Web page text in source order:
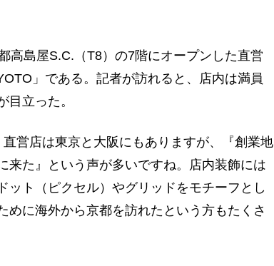
高島屋S.C.（T8）の7階にオープンした直営
」である。記者が訪れると、店内は満員
目立った。
直営店は東京と大阪にもありますが、『創業地
来た』という声が多いですね。店内装飾には
ット（ピクセル）やグリッドをモチーフとし
めに海外から京都を訪れたという方もたくさ